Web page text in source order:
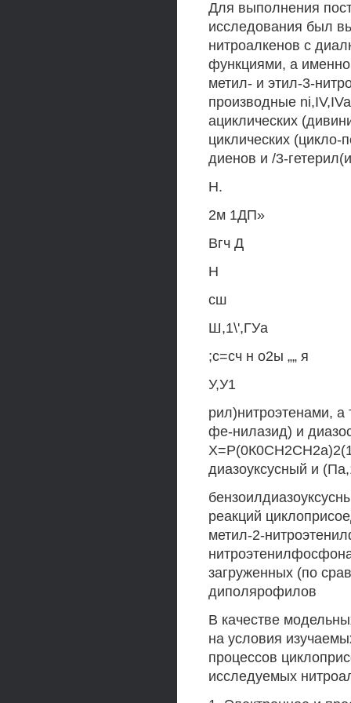
Для выполнения
исследования был
нитроалкенов с
функциями, а
метил- и этил-3-
производные
ациклических
циклических
диенов и /3-
Н.
2м 1ДП»
Вгч Д
Н
сш
Ш,1\',ГУа
;с=сч н о2ы „„ я
У,У1
рил)нитроэтенами,
фе-нилазид) и
диазоуксусный и
реакций
метил-2-
загруженных (по
диполярофилов
В качестве
на условия
процессов
исследуемых